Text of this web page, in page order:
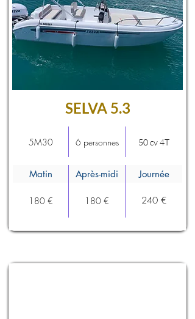
SELVA 5.3
5M30 6 personnes 50 cv 4T
Matin Après-midi Journée
180 € 180 € 240 €